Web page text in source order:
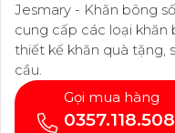
Jesmary - Khăn bông
cung cấp các loại khăn
thiết kế khăn quà tặng,
cầu.
Gọi mua hàng